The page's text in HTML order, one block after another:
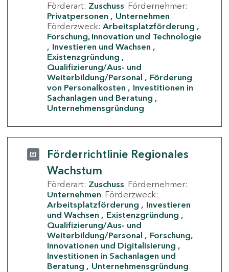
Förderart: Zuschuss Fördernehmer:
Privatpersonen
Unternehmen
Förderzweck: Arbeitsplatzförderung
Forschung, Innovation und Technologie
Investieren und Wachsen
Existenzgründung
Qualifizierung/Aus- und
Weiterbildung/Personal
Förderung
von Personalkosten
Investitionen in
Sachanlagen und Beratung
Unternehmensgründung
Förderrichtlinie Regionales
Wachstum
Förderart: Zuschuss Fördernehmer:
Unternehmen Förderzweck:
Arbeitsplatzförderung
Investieren
und Wachsen
Existenzgründung
Qualifizierung/Aus- und
Weiterbildung/Personal
Forschung,
Innovationen und Digitalisierung
Investitionen in Sachanlagen und
Beratung
Unternehmensgründung